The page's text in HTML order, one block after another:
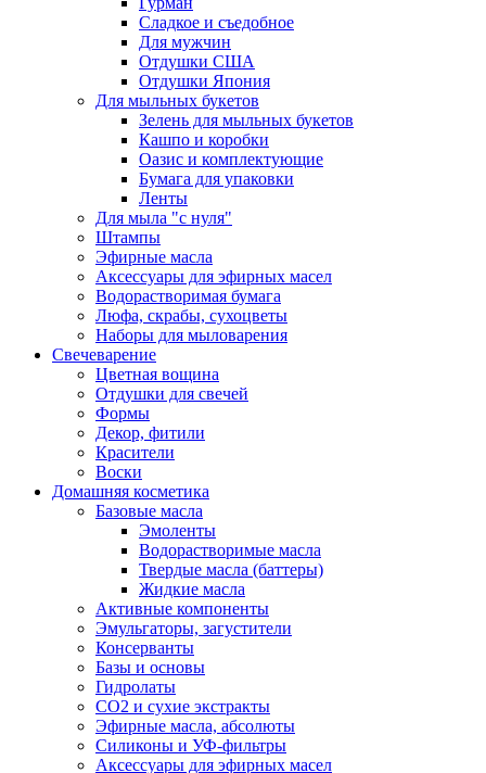
Сладкое и съедобное
Для мужчин
Отдушки США
Отдушки Япония
Для мыльных букетов
Зелень для мыльных букетов
Кашпо и коробки
Оазис и комплектующие
Бумага для упаковки
Ленты
Для мыла "с нуля"
Штампы
Эфирные масла
Аксессуары для эфирных масел
Водорастворимая бумага
Люфа, скрабы, сухоцветы
Наборы для мыловарения
Свечеварение
Цветная вощина
Отдушки для свечей
Формы
Декор, фитили
Красители
Воски
Домашняя косметика
Базовые масла
Эмоленты
Водорастворимые масла
Твердые масла (баттеры)
Жидкие масла
Активные компоненты
Эмульгаторы, загустители
Консерванты
Базы и основы
Гидролаты
СО2 и сухие экстракты
Эфирные масла, абсолюты
Силиконы и УФ-фильтры
Аксессуары для эфирных масел